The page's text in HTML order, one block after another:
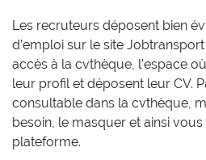
Les recruteurs déposent bien
d’emploi sur le site
accès à la cvthèque, l’espace
leur profil et déposent leur CV.
consultable dans la cvthèque,
besoin, le masquer et ainsi
plateforme.